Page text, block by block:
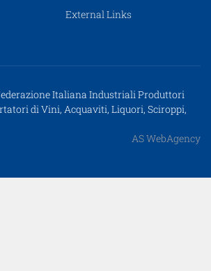
External Links
Italiana Industriali Produttori
di Vini, Acquaviti, Liquori, Sciroppi,
AS WebAgency